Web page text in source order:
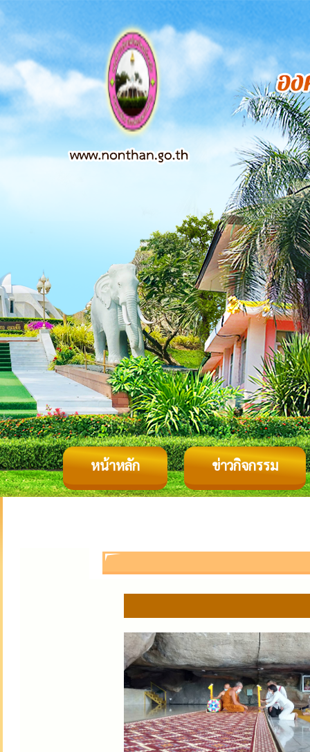
หน้าหลัก ข่าวกิจกรรม